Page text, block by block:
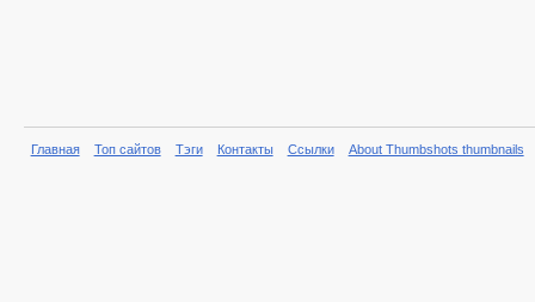
Главная Топ сайтов Тэги Контакты Ссылки About Thumbshots thumbnails